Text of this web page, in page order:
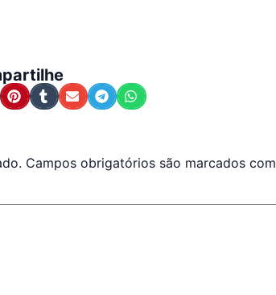
Campos obrigatórios são marcados com